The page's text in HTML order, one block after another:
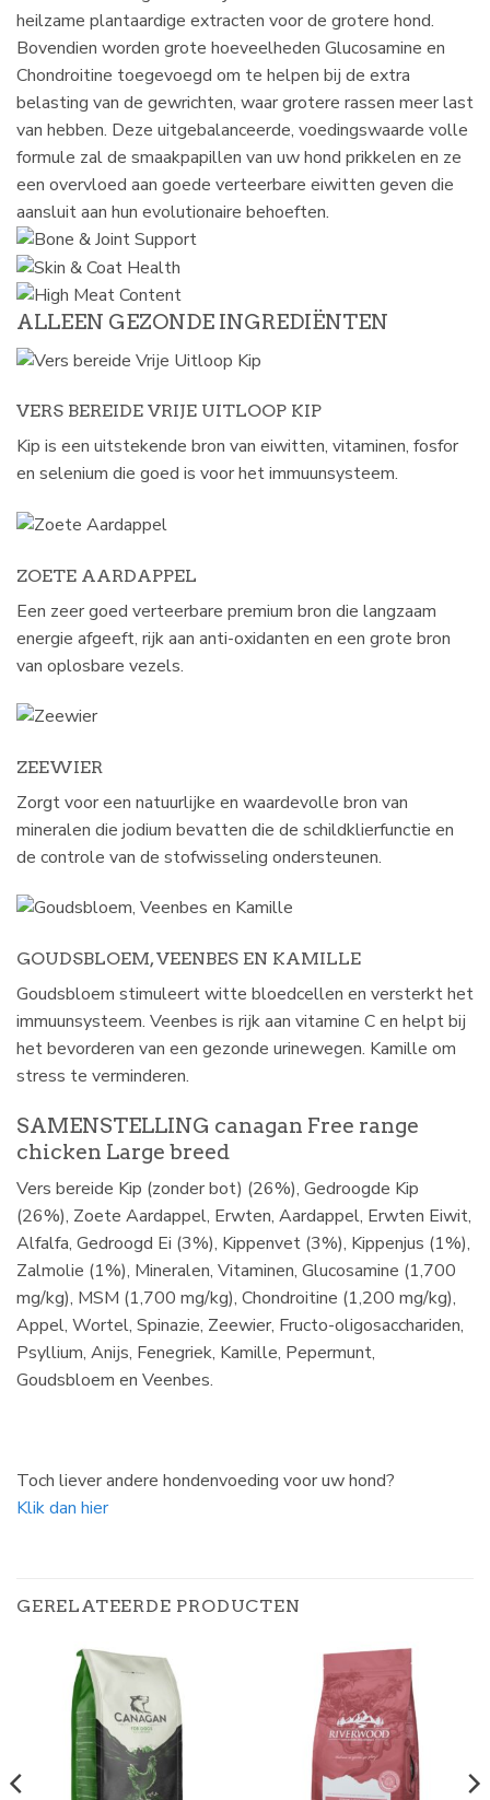
heilzame plantaardige extracten voor de grotere hond.
Bovendien worden grote hoeveelheden Glucosamine en
Chondroitine toegevoegd om te helpen bij de extra
belasting van de gewrichten, waar grotere rassen meer last
van hebben. Deze uitgebalanceerde, voedingswaarde volle
formule zal de smaakpapillen van uw hond prikkelen en ze
een overvloed aan goede verteerbare eiwitten geven die
aansluit aan hun evolutionaire behoeften.
ALLEEN GEZONDE INGREDIËNTEN
VERS BEREIDE VRIJE UITLOOP KIP
Kip is een uitstekende bron van eiwitten, vitaminen, fosfor
en selenium die goed is voor het immuunsysteem.
ZOETE AARDAPPEL
Een zeer goed verteerbare premium bron die langzaam
energie afgeeft, rijk aan anti-oxidanten en een grote bron
van oplosbare vezels.
ZEEWIER
Zorgt voor een natuurlijke en waardevolle bron van
mineralen die jodium bevatten die de schildklierfunctie en
de controle van de stofwisseling ondersteunen.
GOUDSBLOEM, VEENBES EN KAMILLE
Goudsbloem stimuleert witte bloedcellen en versterkt het
immuunsysteem. Veenbes is rijk aan vitamine C en helpt bij
het bevorderen van een gezonde urinewegen. Kamille om
stress te verminderen.
SAMENSTELLING canagan Free range
chicken Large breed
Vers bereide Kip (zonder bot) (26%), Gedroogde Kip
(26%), Zoete Aardappel, Erwten, Aardappel, Erwten Eiwit,
Alfalfa, Gedroogd Ei (3%), Kippenvet (3%), Kippenjus (1%),
Zalmolie (1%), Mineralen, Vitaminen, Glucosamine (1,700
mg/kg), MSM (1,700 mg/kg), Chondroitine (1,200 mg/kg),
Appel, Wortel, Spinazie, Zeewier, Fructo-oligosacchariden,
Psyllium, Anijs, Fenegriek, Kamille, Pepermunt,
Goudsbloem en Veenbes.
Toch liever andere hondenvoeding voor uw hond?
Klik dan hier
GERELATEERDE PRODUCTEN